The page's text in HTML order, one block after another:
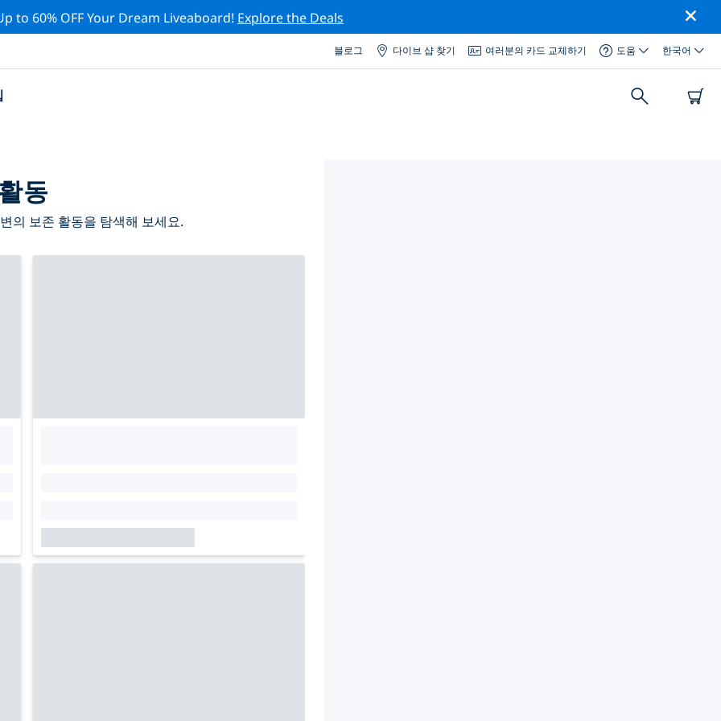
to 60% OFF Your Dream Liveaboard! Explore the Deals
블로그 다이브 샵 찾기 여러분의 카드 교체하기 도움 한국어
동
의 보존 활동을 탐색해 보세요.